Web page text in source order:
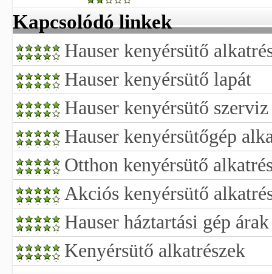
Kapcsolódó linkek
Hauser kenyérsütő
Hauser kenyérsütő lapát
Hauser kenyérsütő szerviz
Hauser kenyérsütőgép
Otthon kenyérsütő
Akciós kenyérsütő
Hauser háztartási gép árak
Kenyérsütő alkatrészek